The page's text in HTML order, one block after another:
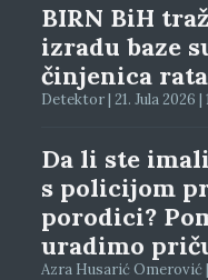
BIRN BiH
izradu baze
činjenica rata
Detektor | 21. Jula 2026 |
Da li ste
s policijom
porodici?
uradimo
Azra Husarić Omerović